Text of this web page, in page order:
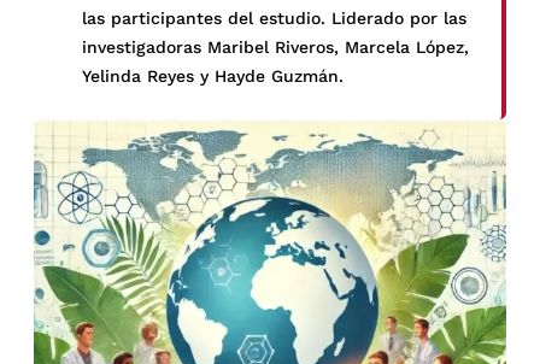
las participantes del estudio. Liderado por las
investigadoras Maribel Riveros, Marcela López,
Yelinda Reyes y Hayde Guzmán.